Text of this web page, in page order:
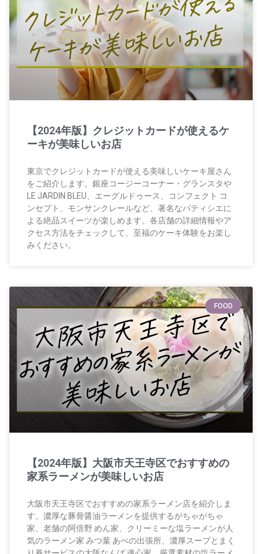
【2024年版】クレジットカードが使えるケ
ーキが美味しいお店
東京でクレジットカードが使える美味しいケーキ屋さん
をご紹介します。銀座コージーコーナー・グランスタや
LE JARDIN BLEU、エーグルドゥース、コンフェクト コ
ンセプト、モンサンクレールなど、著名なパティシエに
よる絶品スイーツが楽しめます。各店舗の詳細情報やア
クセス方法をチェックして、至福のケーキ体験をお楽し
みください。
FOOD
【2024年版】大阪市天王寺区でおすすめの
家系ラーメンが美味しいお店
大阪市天王寺区でおすすめの家系ラーメン店を紹介しま
す。濃厚な豚骨醤油ラーメンを提供するがちゃがちゃ
家、老舗の阿倍野 めん家、クリーミーな塩ラーメンが人
気のラーメン家 みつ葉 あべの出張所、濃厚スープとまく